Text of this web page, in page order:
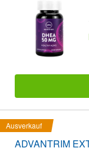
Ausverkauf
ADVANTRIM